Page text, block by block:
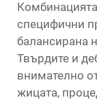
специфични
балансирана
Твърдите и
внимателно
жицата,